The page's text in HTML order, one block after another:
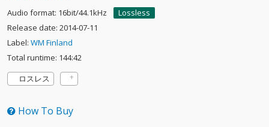
Audio format: 16bit/44.1kHz
Lossless
Release date: 2014-07-11
Label: WM Finland
Total runtime: 144:42
ロスレス
How To Buy